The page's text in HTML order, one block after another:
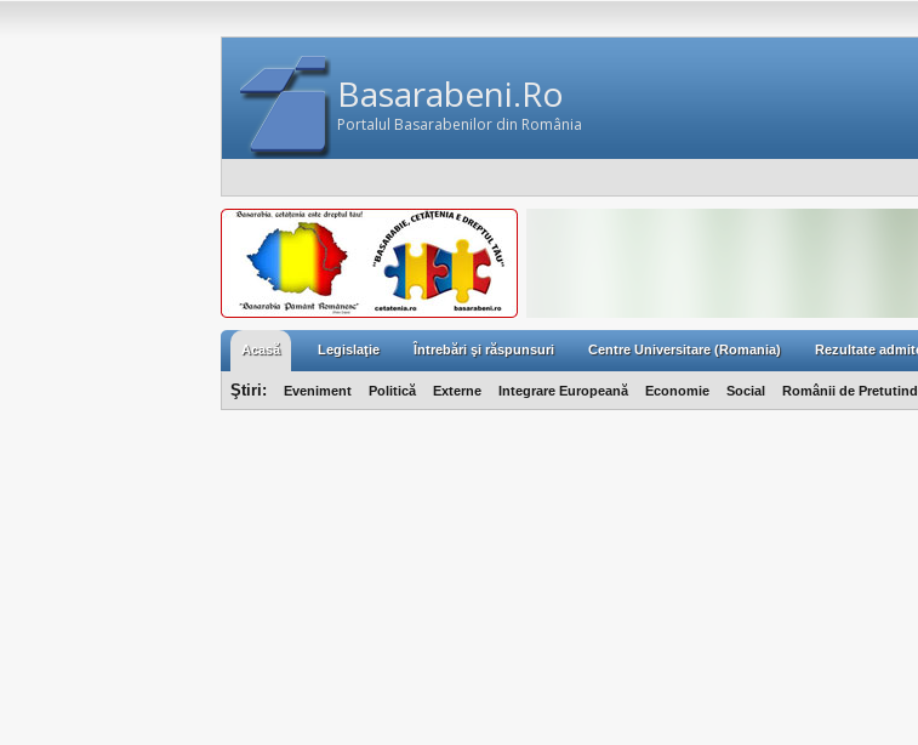
Basarabeni.Ro
Portalul Basarabenilor din România
Acasă Legislaţie Întrebări şi răspunsuri Centre Universitare (Romania) Rezultate
Ştiri: Eveniment Politică Externe Integrare Europeană Economie Social Românii de